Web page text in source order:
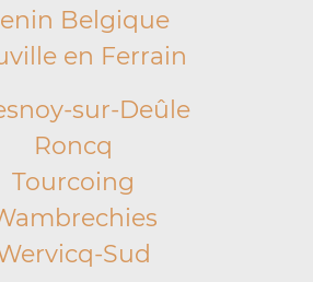
Belgique
en Ferrain
sur-Deûle
Roncq
Tourcoing
Sud